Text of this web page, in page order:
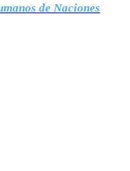
de Naciones